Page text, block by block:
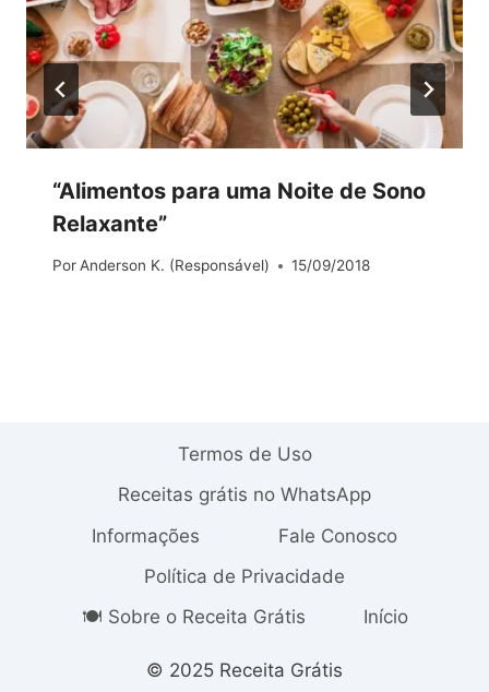
“Alimentos para uma Noite de Sono
Relaxante”
PorAnderson K. (Responsável) 15/09/2018
Termos de Uso
Receitas grátis no WhatsApp
Informações
Fale Conosco
Política de Privacidade
🍽️ Sobre o Receita Grátis
Início
© 2025 Receita Grátis